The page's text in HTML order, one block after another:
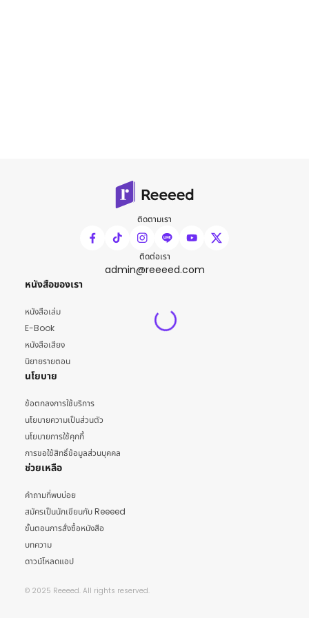
ติดตามเรา
ติดต่อเรา
admin@reeeed.com
หนังสือของเรา
หนังสือเล่ม
E-Book
หนังสือเสียง
นิยายรายตอน
นโยบาย
ข้อตกลงการใช้บริการ
นโยบายความเป็นส่วนตัว
นโยบายการใช้คุกกี้
การขอใช้สิทธิ์ข้อมูลส่วนบุคคล
ช่วยเหลือ
คำถามที่พบบ่อย
สมัครเป็นนักเขียนกับ Reeeed
ขั้นตอนการสั่งซื้อหนังสือ
บทความ
ดาวน์โหลดแอป
© 2025 Reeeed. All rights reserved.